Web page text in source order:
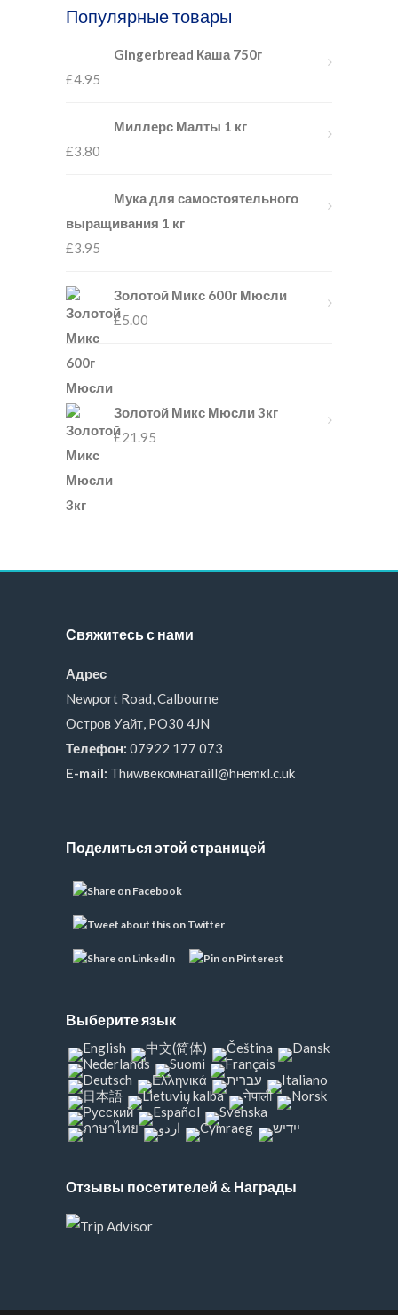
Популярные товары
Gingerbread Каша 750г
£4.95
Миллерс Малты 1 кг
£3.80
Мука для самостоятельного
выращивания 1 кг
£3.95
Золотой Микс 600г Мюсли
£5.00
Золотой Микс Мюсли 3кг
£21.95
Свяжитесь с нами
Адрес
Newport Road, Calbourne
Остров Уайт, PO30 4JN
Телефон: 07922 177 073
E-mail: Thиwвeкомнатаill@hнеmкl.c.uk
Поделиться этой страницей
Выберите язык
Отзывы посетителей & Награды